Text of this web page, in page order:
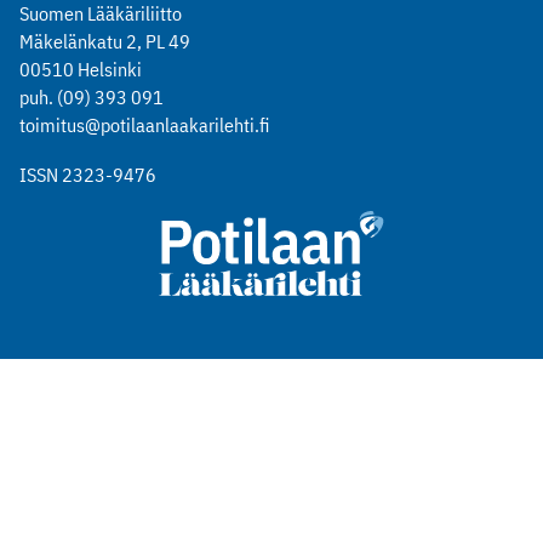
Suomen Lääkäriliitto
Mäkelänkatu 2, PL 49
00510 Helsinki
puh. (09) 393 091
toimitus@potilaanlaakarilehti.fi
ISSN 2323-9476